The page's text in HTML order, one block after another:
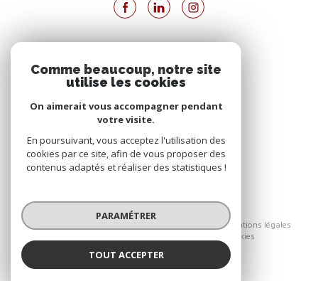
VOTRE ESPACE
Espace propriétaire
© 2026 | Tous droits réservés
Nos honoraires
Nos partenaires
Mentions légales
Admin
Politique RGPD
Cookies
Réalisé par :
Comme beaucoup, notre site
utilise les cookies
On aimerait vous accompagner pendant
votre visite.
En poursuivant, vous acceptez l'utilisation des
cookies par ce site, afin de vous proposer des
contenus adaptés et réaliser des statistiques !
PARAMÉTRER
TOUT ACCEPTER